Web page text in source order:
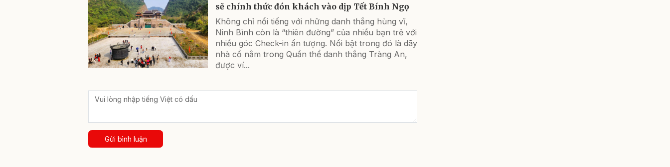
sẽ chính thức đón khách vào dịp Tết Bính Ngọ
Không chỉ nổi tiếng với những danh thắng hùng vĩ,
Ninh Bình còn là “thiên đường” của nhiều bạn trẻ với
nhiều góc Check-in ấn tượng. Nổi bật trong đó là dãy
nhà cổ nằm trong Quần thể danh thắng Tràng An,
được ví...
Gửi bình luận